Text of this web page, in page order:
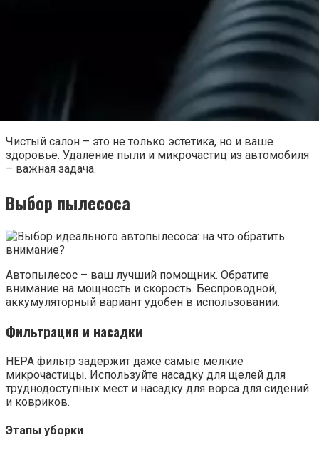
Чистый салон – это не только эстетика, но и ваше
здоровье. Удаление пыли и микрочастиц из автомобиля
– важная задача.
Выбор пылесоса
Автопылесос – ваш лучший помощник. Обратите
внимание на мощность и скорость. Беспроводной,
аккумуляторный вариант удобен в использовании.
Фильтрация и насадки
HEPA фильтр задержит даже самые мелкие
микрочастицы. Используйте насадку для щелей для
труднодоступных мест и насадку для ворса для сидений
и ковриков.
Этапы уборки